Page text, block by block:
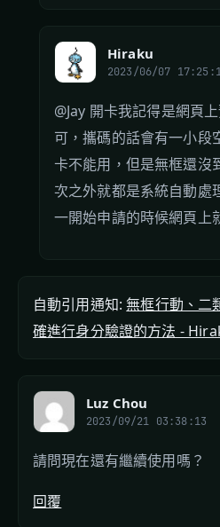
Hiraku
2023/06/07
@Jay 開卡我記得是網頁
可，攜碼的話會有一小段
卡不能用，但是無框還沒
次之外就都是系統自動處
一開始申請的時候網頁上
自動引用通知:無框行動、二
確進行身分驗證的方法 -
Luz Chou
2023/09/21 03:38:13
請問現在還有繼續使用嗎？
回覆